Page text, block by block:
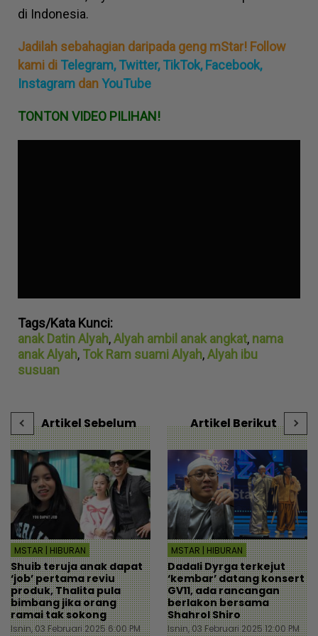
di Indonesia.
Jadilah sebahagian daripada geng mStar! Follow
kami di Telegram, Twitter, TikTok, Facebook,
Instagram danYouTube
TONTON VIDEO PILIHAN!
Tags/Kata Kunci:
anak Datin Alyah,Alyah ambil anak angkat, nama
anak Alyah, Tok Ram suami Alyah,Alyah ibu
susuan
Artikel Sebelum
MSTAR | HIBURAN
Shuib teruja anak dapat
‘job’ pertama reviu
produk, Thalita pula
bimbang jika orang
ramai tak sokong
Isnin, 03 Februari 2025 6:00 PM
Artikel Berikut
MSTAR | HIBURAN
Dadali Dyrga terkejut
‘kembar’ datang konsert
GV11, ada rancangan
berlakon bersama
Shahrol Shiro
Isnin, 03 Februari 2025 12:00 PM